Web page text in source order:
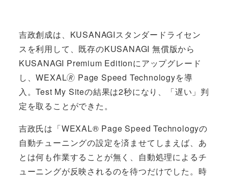
吉政創成は、KUSANAGIスタンダードライセン
スを利用して、既存のKUSANAGI 無償版から
KUSANAGI Premium Editionにアップグレード
し、WEXAL🄬 Page Speed Technologyを導
入。Test My Siteの結果は2秒になり、「遅い」判
定を取ることができた。
吉政氏は「WEXAL® Page Speed Technologyの
自動チューニングの設定を済ませてしまえば、あ
とは何も作業することが無く、自動処理によるチ
ューニングが反映されるのを待つだけでした。時